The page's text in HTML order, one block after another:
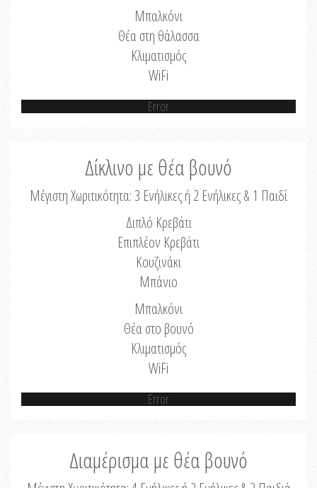
Μπαλκόνι
Θέα στη θάλασσα
Κλιματισμός
WiFi
Error
Δίκλινο με θέα βουνό
Μέγιστη Χωριτικότητα: 3 Ενήλικες ή 2 Ενήλικες & 1 Παιδί
Διπλό Κρεβάτι
Επιπλέον Κρεβάτι
Κουζινάκι
Μπάνιο
Μπαλκόνι
Θέα στο βουνό
Κλιματισμός
WiFi
Error
Διαμέρισμα με θέα βουνό